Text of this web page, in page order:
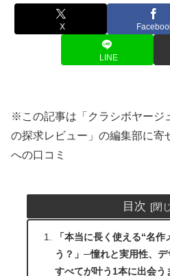
X
LINE
※この記事は「クラシボヤージ
の探求レビュー」の編集部に寄
への口コミ
目次
「本当に長く使える“名
う？」─憧れと実用性、
すべてが叶う1本に出会う